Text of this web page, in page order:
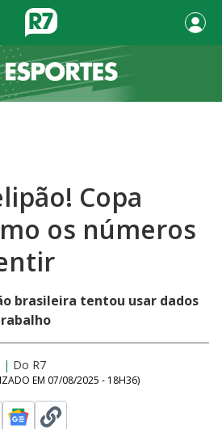
Copa
os números
brasileira tentou usar dados
| Do R7
EM 07/08/2025 - 18H36)